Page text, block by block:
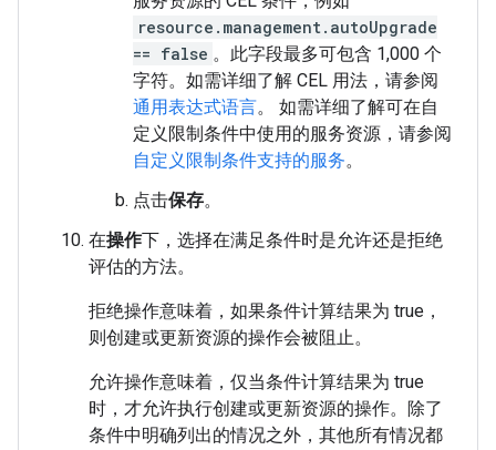
resource.management.autoUpgrade
== false 。此字段最多可包含 1,000 个
字符。如需详细了解 CEL 用法，请参阅
通用表达式语言。 如需详细了解可在自
定义限制条件中使用的服务资源，请参阅
自定义限制条件支持的服务。
点击保存。
在操作下，选择在满足条件时是允许还是拒绝
评估的方法。
拒绝操作意味着，如果条件计算结果为 true，
则创建或更新资源的操作会被阻止。
允许操作意味着，仅当条件计算结果为 true
时，才允许执行创建或更新资源的操作。除了
条件中明确列出的情况之外，其他所有情况都